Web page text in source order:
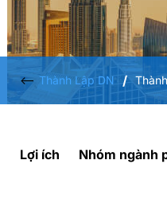
<-- Thành Lập DN /
Lợi ích Nhóm ngành